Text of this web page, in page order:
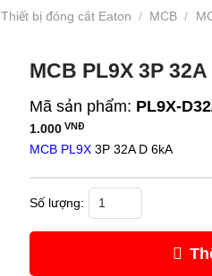
Thiết bị đóng cắt Eaton / MCB /
MCB PL9X 3P
Mã sản phẩm: PL9X-
1.000VNĐ
MCB PL9X3P 32A D 6kA
MCB PL9X 3P 32A D 6kA số lượng